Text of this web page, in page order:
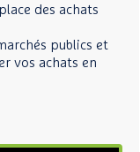
des achats
publics et
vos achats en